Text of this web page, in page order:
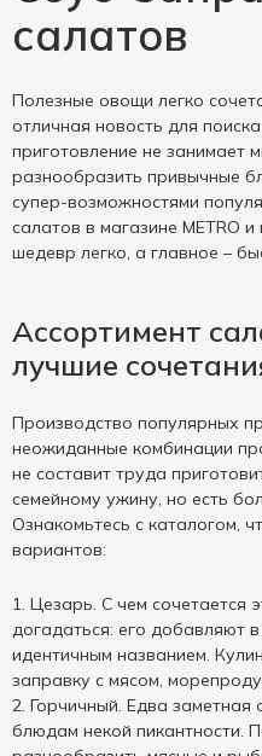
салатов
Полезные овощи легко
отличная новость для
приготовление не занимает
разнообразить привычные
супер-возможностями
салатов в магазине METRO
шедевр легко, а главное –
Ассортимент
лучшие
Производство популярных
неожиданные комбинации
не составит труда
семейному ужину, но есть
Ознакомьтесь с каталогом,
вариантов:
Цезарь. С чем сочетается
догадаться: его добавляют
идентичным названием.
заправку с мясом,
Горчичный. Едва заметная
блюдам некой пикантности.